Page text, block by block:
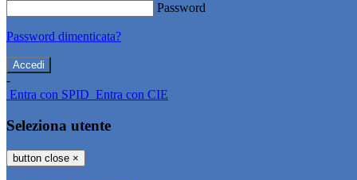
Password
Password dimenticata?
-
Entra con SPID Entra con CIE
Seleziona utente
button close ×